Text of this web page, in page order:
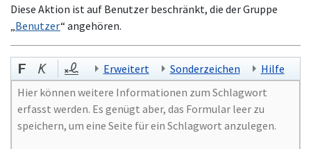
Diese Aktion ist auf Benutzer beschränkt, die der Gruppe
Benutzer“ angehören.
Erweitert Sonderzeichen Hilfe